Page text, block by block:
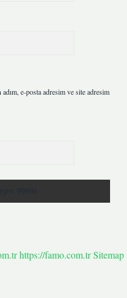
e-posta adresim ve site adresim
https://famo.com.trSitemap